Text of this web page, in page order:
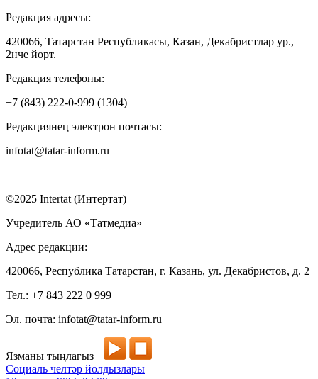
Редакция адресы:
420066, Татарстан Республикасы, Казан, Декабристлар ур.,
2нче йорт.
Редакция телефоны:
+7 (843) 222-0-999 (1304)
Редакциянең электрон почтасы:
infotat@tatar-inform.ru
©2025 Intertat (Интертат)
Учредитель АО «Татмедиа»
Адрес редакции:
420066, Республика Татарстан, г. Казань, ул. Декабристов, д. 2
Тел.: +7 843 222 0 999
Эл. почта: infotat@tatar-inform.ru
Язманы тыңлагыз
Социаль челтәр йолдызлары